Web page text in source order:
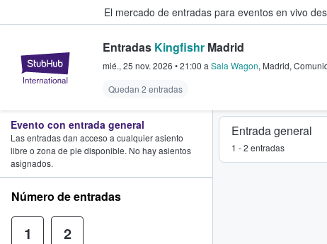
El mercado de entradas para eventos en vivo
StubHub: compra y venta de
Entradas Kingfishr Madrid
mié., 25 nov. 2026 •21:00 a Sala Wagon, Madrid,
Quedan 2 entradas
Entrada general
1 - 2 entradas
Evento con entrada general
Las entradas dan acceso a cualquier asiento
libre o zona de pie disponible. No hay asientos
asignados.
Número de entradas
1 2